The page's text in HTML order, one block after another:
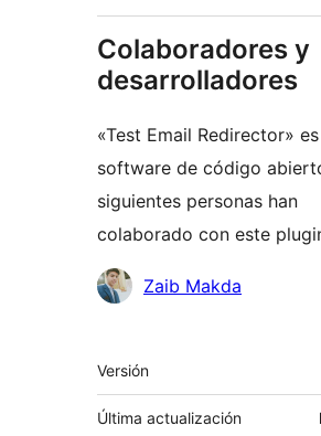
Colaboradores y
desarrolladores
«Test Email Redirector»
software de código
siguientes personas han
colaborado con este
Colaboradores
Zaib Makda
Meta
Versión
Última actualización